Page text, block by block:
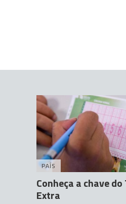
PAÍS
Conheça a chave
Extra